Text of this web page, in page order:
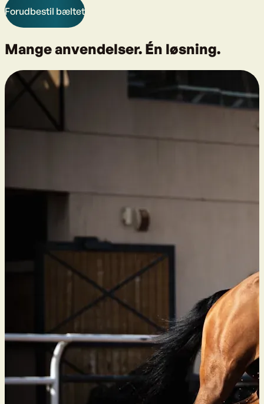
Forudbestil bæltet
Mange anvendelser. Én løsning.